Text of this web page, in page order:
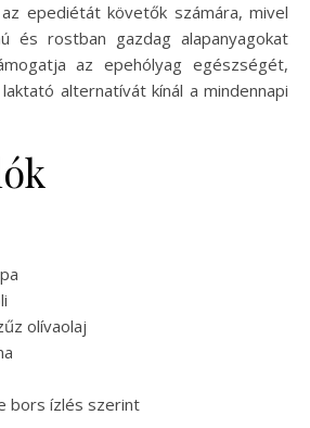
epediétát követők számára, mivel
és rostban gazdag alapanyagokat
az epehólyag egészségét,
alternatívát kínál a mindennapi
olívaolaj
bors ízlés szerint